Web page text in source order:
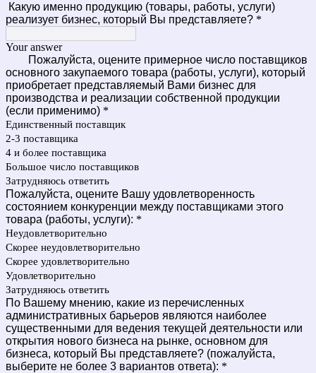
Какую именно продукцию (товары, работы, услуги)
реализует бизнес, который Вы представляете? *
Your answer
Пожалуйста, оцените примерное число поставщиков
основного закупаемого товара (работы, услуги), который
приобретает представляемый Вами бизнес для
производства и реализации собственной продукции
(если применимо) *
Единственный поставщик
2-3 поставщика
4 и более поставщика
Большое число поставщиков
Затрудняюсь ответить
Пожалуйста, оцените Вашу удовлетворенность
состоянием конкуренции между поставщиками этого
товара (работы, услуги): *
Неудовлетворительно
Скорее неудовлетворительно
Скорее удовлетворительно
Удовлетворительно
Затрудняюсь ответить
По Вашему мнению, какие из перечисленных
административных барьеров являются наиболее
существенными для ведения текущей деятельности или
открытия нового бизнеса на рынке, основном для
бизнеса, который Вы представляете? (пожалуйста,
выберите не более 3 вариантов ответа): *